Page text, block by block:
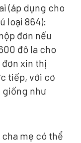
(áp dụng cho
loại 864):
đơn nếu
đô la cho
xin thị
tiếp, với cơ
giống như
mẹ có thể